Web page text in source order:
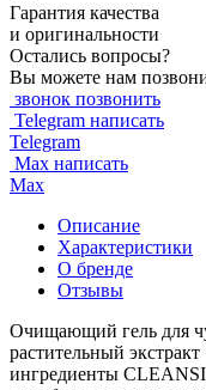
Гарантия качества
и оригинальности
Остались вопросы?
Вы можете нам
звонок позвонить
Telegram написать
Telegram
Max написать
Max
Описание
Характеристики
О бренде
Отзывы
Очищающий гель для
растительный
ингредиенты